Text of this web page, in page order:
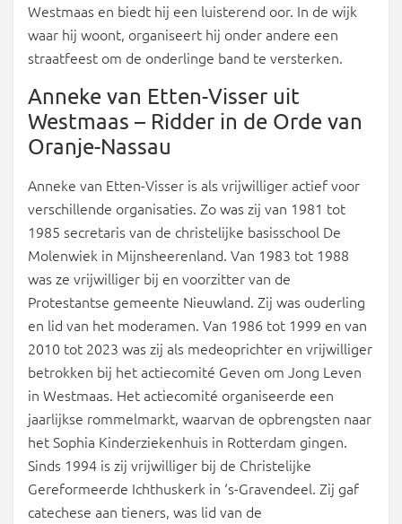
Westmaas en biedt hij een luisterend oor. In de wijk
waar hij woont, organiseert hij onder andere een
straatfeest om de onderlinge band te versterken.
Anneke van Etten-Visser uit
Westmaas – Ridder in de Orde van
Oranje-Nassau
Anneke van Etten-Visser is als vrijwilliger actief voor
verschillende organisaties. Zo was zij van 1981 tot
1985 secretaris van de christelijke basisschool De
Molenwiek in Mijnsheerenland. Van 1983 tot 1988
was ze vrijwilliger bij en voorzitter van de
Protestantse gemeente Nieuwland. Zij was ouderling
en lid van het moderamen. Van 1986 tot 1999 en van
2010 tot 2023 was zij als medeoprichter en vrijwilliger
betrokken bij het actiecomité Geven om Jong Leven
in Westmaas. Het actiecomité organiseerde een
jaarlijkse rommelmarkt, waarvan de opbrengsten naar
het Sophia Kinderziekenhuis in Rotterdam gingen.
Sinds 1994 is zij vrijwilliger bij de Christelijke
Gereformeerde Ichthuskerk in ‘s-Gravendeel. Zij gaf
catechese aan tieners, was lid van de